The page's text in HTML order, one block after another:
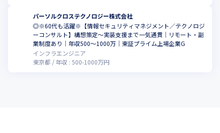
パーソルクロステクノロジー株式会社
◎※60代も活躍※【情報セキュリティマネジメント／テクノロジ
ーコンサルト】構想策定～実装支援まで一気通貫｜リモート・副
業制度あり｜年収500～1000万｜東証プライム上場企業G
インフラエンジニア
東京都
年収 : 500-1000万円